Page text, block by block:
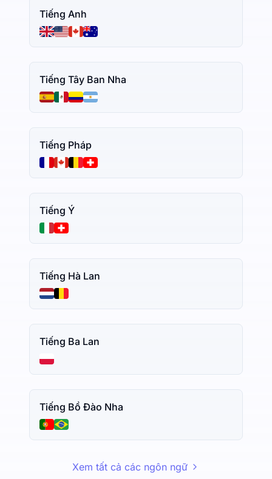
Tiếng Anh
Tiếng Tây Ban Nha
Tiếng Pháp
Tiếng Ý
Tiếng Hà Lan
Tiếng Ba Lan
Tiếng Bồ Đào Nha
Xem tất cả các ngôn ngữ